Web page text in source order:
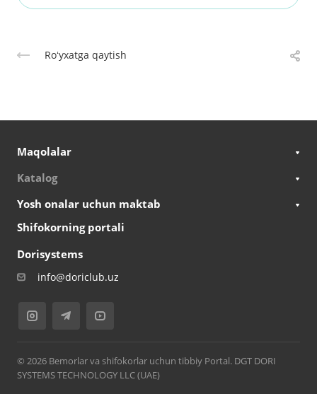
Roʻyxatga qaytish
Maqolalar
Katalog
Yosh onalar uchun maktab
Shifokorning portali
Dorisystems
info@doriclub.uz
© 2026 Bemorlar va shifokorlar uchun tibbiy Portal. DGT DORI
SYSTEMS TECHNOLOGY LLC (UAE)